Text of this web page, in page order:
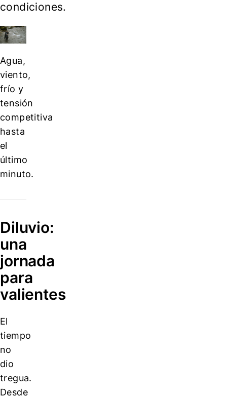
condiciones.
Agua,
viento,
frío y
tensión
competitiva
hasta
el
último
minuto.
Diluvio:
una
jornada
para
valientes
El
tiempo
no
dio
tregua.
Desde